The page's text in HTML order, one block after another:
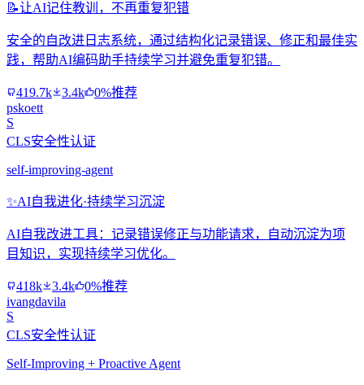
📝让AI记住教训，不再重复犯错
安全的自改进日志系统，通过结构化记录错误、修正和最佳实
践，帮助AI编码助手持续学习并避免重复犯错。
419.7k 3.4k
0%推荐
pskoett
S
CLS安全性认证
self-improving-agent
✨AI自我进化·持续学习沉淀
AI自我改进工具：记录错误修正与功能请求，自动沉淀为项
目知识，实现持续学习优化。
418k 3.4k
0%推荐
ivangdavila
S
CLS安全性认证
Self-Improving + Proactive Agent